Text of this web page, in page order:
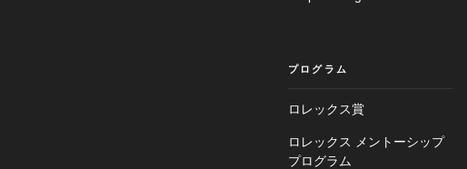
プログラム
ロレックス賞
ロレックス メントーシップ
プログラム